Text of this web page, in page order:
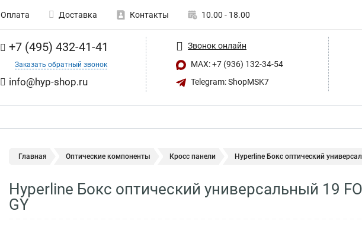
Оплата Доставка Контакты 10.00 - 18.00
+7 (495) 432-41-41
Заказать обратный звонок
info@hyp-shop.ru
Звонок онлайн
MAX: +7 (936) 132-34-54
Telegram: ShopMSK7
Главная Оптические компоненты Кросс панели Hyperline Бокс оптический
Hyperline Бокс оптический универсальный 19
GY